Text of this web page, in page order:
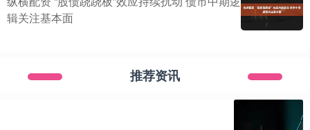
辑关注基本面
推荐资讯